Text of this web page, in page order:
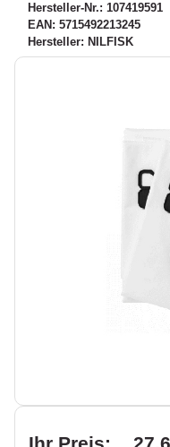
Hersteller-Nr.: 107419591
EAN: 5715492213245
Hersteller: NILFISK